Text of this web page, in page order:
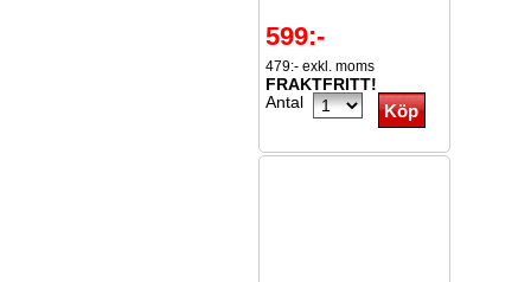
599:-
479:- exkl. moms
FRAKTFRITT!
Antal